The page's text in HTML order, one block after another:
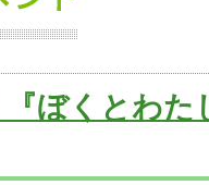
『ぼくとわ